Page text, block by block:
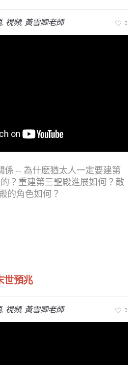
, 視頻,黃雪卿老師 0
係 -- 為什麽猶太人一定要建第
？重建第三聖殿進展如何？敵
的角色如何？
世預兆
, 視頻,黃雪卿老師 0